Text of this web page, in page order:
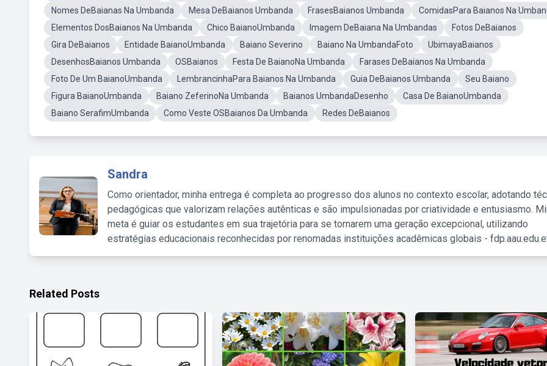
Nomes DeBaianas Na Umbanda
Mesa DeBaianos Umbanda FrasesBaianos Umbanda
ComidasPara Baianos Na
Elementos DosBaianos Na Umbanda
Chico BaianoUmbanda Imagem DeBaiana Na Umbandas
Fotos DeBaianos
Gira DeBaianos
Entidade BaianoUmbanda Baiano Severino Baiano Na UmbandaFoto
UbimayaBaianos
DesenhosBaianos Umbanda
OSBaianos Festa De BaianoNa Umbanda
Farases DeBaianos Na Umbanda
Foto De Um BaianoUmbanda
LembrancinhaPara Baianos Na Umbanda Guia DeBaianos Umbanda
Seu Baiano
Figura BaianoUmbanda
Baiano ZeferinoNa Umbanda Baianos UmbandaDesenho
Casa De BaianoUmbanda
Baiano SerafimUmbanda
Como Veste OSBaianos Da Umbanda Redes DeBaianos
Sandra
Como orientador, minha entrega é completa ao progresso dos alunos no contexto escolar, adotando
pedagógicas que valorizam relações autênticas e são impulsionadas por criatividade e entusiasmo.
meta é guiar os estudantes em sua trajetória para se tornarem uma geração excepcional, utilizando
estratégias educacionais reconhecidas por renomadas instituições acadêmicas globais -
Related Posts